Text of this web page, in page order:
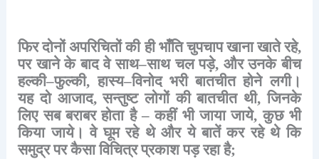
फिर दोनों अपरिचितों की ही भाँति चुपचाप खाना खाते रहे,
पर खाने के बाद वे साथ–साथ चल पड़े, और उनके बीच
हल्की–फुल्की,हास्य–विनोद भरी बातचीत होने लगी।
यह दो आजाद,सन्तुष्ट लोगों की बातचीत थी,जिनके
लिए सब बराबर होता है–कहीं भी जाया जाये,कुछ भी
किया जाये। वे घूम रहे थे और ये बातें कर रहे थे कि
समुद्र पर कैसा विचित्र प्रकाश पड़ रहा है;